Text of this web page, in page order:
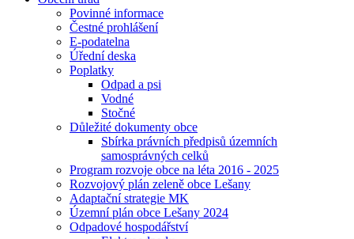
Povinné informace
Čestné prohlášení
E-podatelna
Úřední deska
Poplatky
Odpad a psi
Vodné
Stočné
Důležité dokumenty obce
Sbírka právních předpisů územních
samosprávných celků
Program rozvoje obce na léta 2016 - 2025
Rozvojový plán zeleně obce Lešany
Adaptační strategie MK
Územní plán obce Lešany 2024
Odpadové hospodářství